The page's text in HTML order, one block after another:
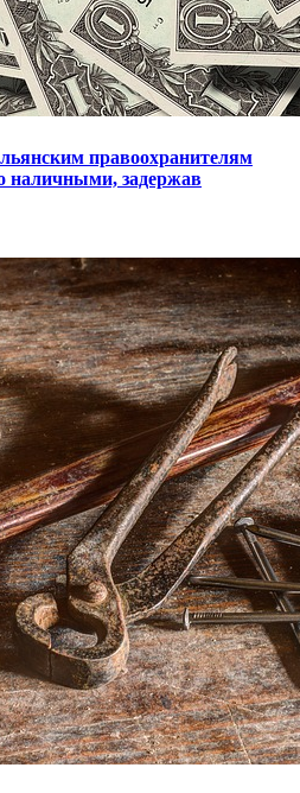
правоохранителям
наличными, задержав